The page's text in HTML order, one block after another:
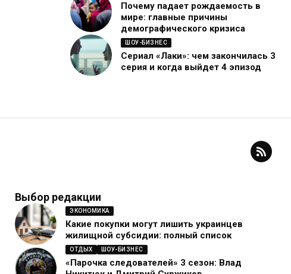
Почему падает рождаемость в
мире: главные причины
демографического кризиса
ШОУ-БИЗНЕС
Сериал «Лаки»: чем закончилась 3
серия и когда выйдет 4 эпизод
Выбор редакции
ЭКОНОМИКА
Какие покупки могут лишить украинцев
жилищной субсидии: полный список
ОТДЫХ ШОУ-БИЗНЕС
«Парочка следователей» 3 сезон: Влад